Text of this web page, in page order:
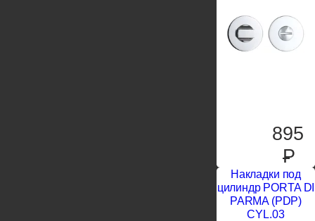
895
P
Накладки под
цилиндр PORTA DI
PARMA (PDP)
CYL.03